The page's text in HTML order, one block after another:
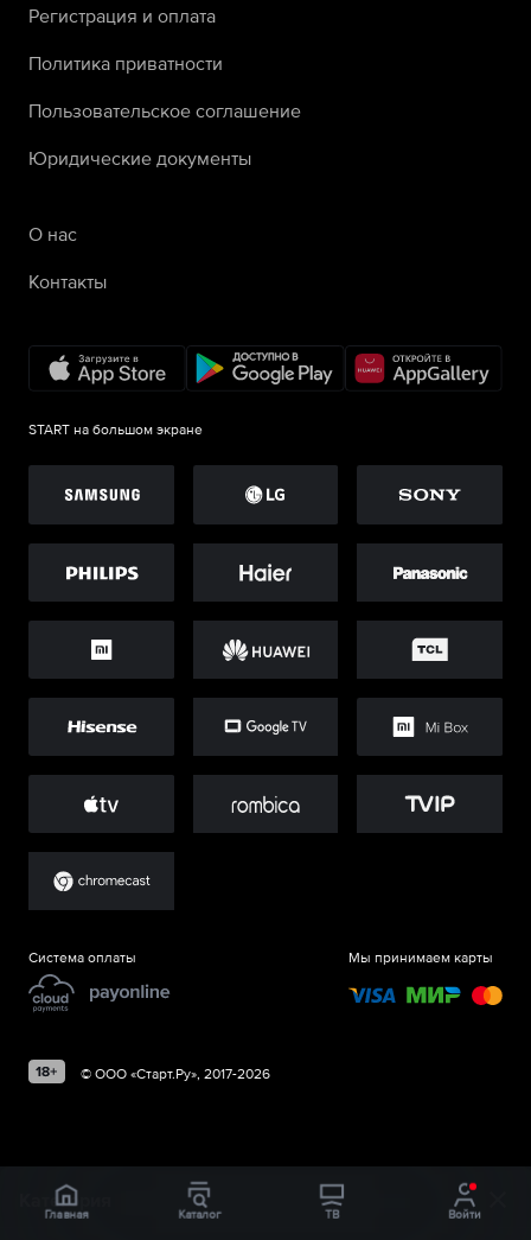
Категория
Регистрация и оплата
Политика приватности
Пользовательское соглашение
Юридические документы
О нас
Контакты
START на большом экране
Система оплаты Мы принимаем карты
© ООО «Старт.Ру», 2017-2026
Главная Каталог ТВ Войти